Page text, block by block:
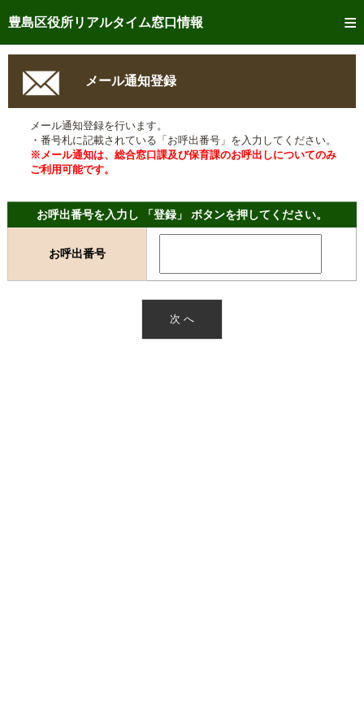
豊島区役所リアルタイム窓口情報
トップページへ
ご利用方法
事前予約
予約状況確認
リアルタイム
リアルタイム交付状況確認
メール通知登録
メール通知登録を行います。
・番号札に記載されている「お呼出番号」を入力してください。
※メール通知は、総合窓口課及び保育課のお呼出しについてのみ
ご利用可能です。
お呼出番号を入力し 「登録」 ボタンを押してください。
お呼出番号